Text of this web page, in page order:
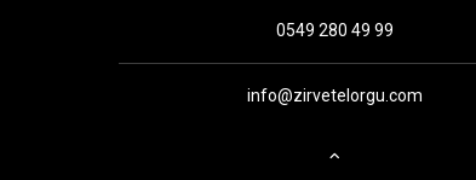
0549 280 49 99
info@zirvetelorgu.com